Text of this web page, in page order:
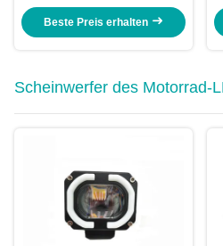
LED führte Blinker 8000K
Beste Preis erhalten
Scheinwerfer des Motorrad-